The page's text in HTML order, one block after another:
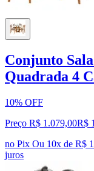
Conjunto
Quadrada 4
10% OFF
Preço R$ 1.079,00R$
no Pix Ou 10x de R$
juros